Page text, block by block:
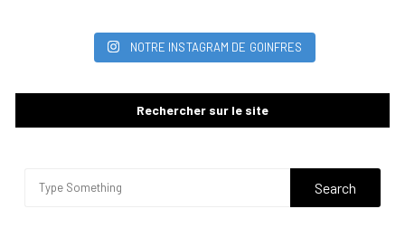
NOTRE INSTAGRAM DE GOINFRES
Rechercher sur le site